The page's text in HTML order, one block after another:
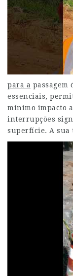
para a passagem
essenciais,
mínimo impacto
interrupções
superfície. A sua